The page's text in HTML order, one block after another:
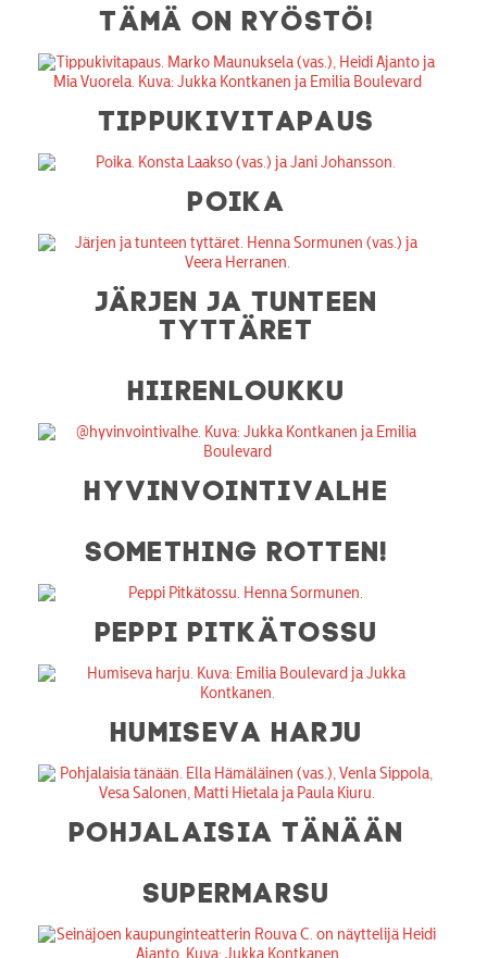
TÄMÄ ON RYÖSTÖ!
TIPPUKIVITAPAUS
POIKA
JÄRJEN JA TUNTEEN
TYTTÄRET
HIIRENLOUKKU
HYVINVOINTIVALHE
SOMETHING ROTTEN!
PEPPI PITKÄTOSSU
HUMISEVA HARJU
POHJALAISIA TÄNÄÄN
SUPERMARSU